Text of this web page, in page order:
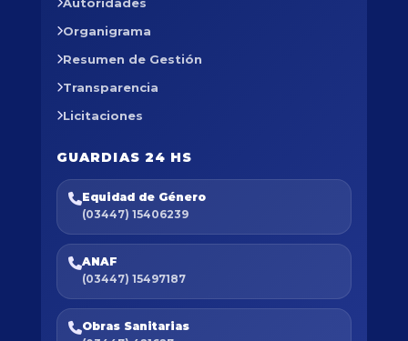
Organigrama
Resumen de Gestión
Transparencia
Licitaciones
GUARDIAS 24 HS
Equidad de Género
(03447) 15406239
ANAF
(03447) 15497187
Obras Sanitarias